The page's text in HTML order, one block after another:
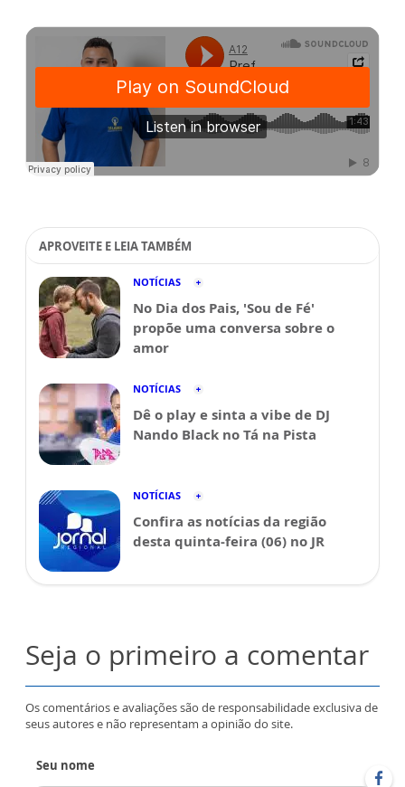
APROVEITE E LEIA TAMBÉM
NOTÍCIAS
No Dia dos Pais, 'Sou de Fé'
propõe uma conversa sobre o
amor
NOTÍCIAS
Dê o play e sinta a vibe de DJ
Nando Black no Tá na Pista
NOTÍCIAS
Confira as notícias da região
desta quinta-feira (06) no JR
Seja o primeiro a comentar
Os comentários e avaliações são de responsabilidade exclusiva de
seus autores e não representam a opinião do site.
Seu nome